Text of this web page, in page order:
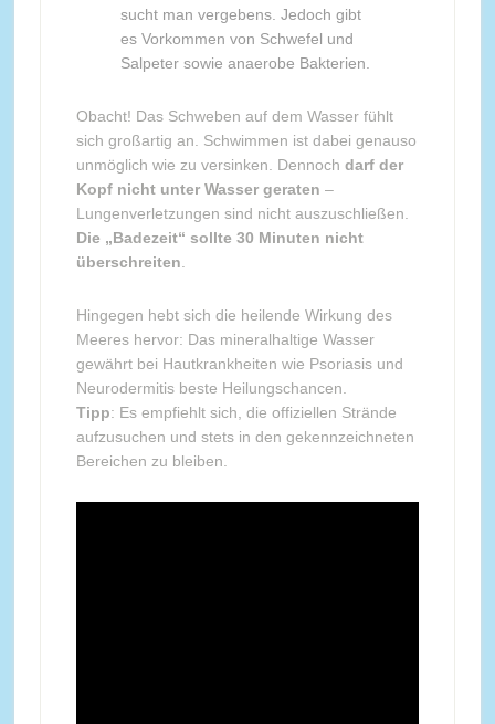
sucht man vergebens. Jedoch gibt
es Vorkommen von Schwefel und
Salpeter sowie anaerobe Bakterien.
Obacht! Das Schweben auf dem Wasser fühlt
sich großartig an. Schwimmen ist dabei genauso
unmöglich wie zu versinken. Dennoch darf der
Kopf nicht unter Wasser geraten –
Lungenverletzungen sind nicht auszuschließen.
Die „Badezeit“ sollte 30 Minuten nicht
überschreiten
Hingegen hebt sich die heilende Wirkung des
Meeres hervor: Das mineralhaltige Wasser
gewährt bei Hautkrankheiten wie Psoriasis und
Neurodermitis beste Heilungschancen.
Tipp: Es empfiehlt sich, die offiziellen Strände
aufzusuchen und stets in den gekennzeichneten
Bereichen zu bleiben.